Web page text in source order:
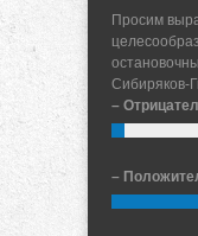
Просим
Сибиряков-
–
–